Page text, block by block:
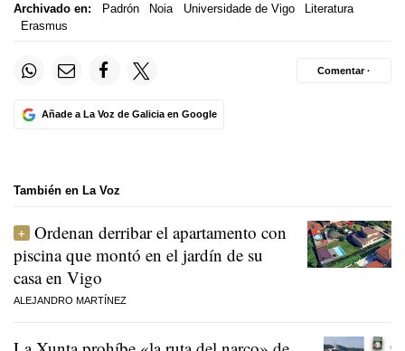
Archivado en: Padrón Noia Universidade de Vigo
Literatura
Erasmus
Añade a La Voz de Galicia en Google
Comentar ·
También en La Voz
Ordenan derribar el apartamento con
piscina que montó en el jardín de su
casa en Vigo
ALEJANDRO MARTÍNEZ